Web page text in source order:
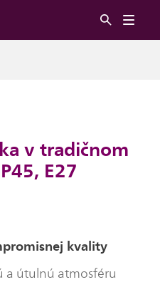
v tradičnom
E27
kvality
a útulnú atmosféru